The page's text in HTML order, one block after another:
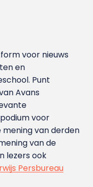
voor nieuws
en
Punt
Avans
voor
van derden
van de
lezers ook
Persbureau